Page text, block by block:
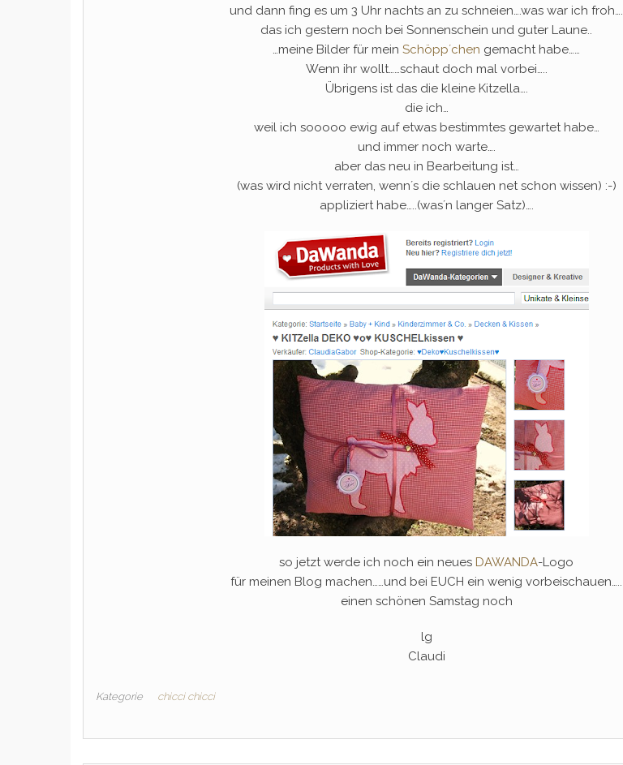
und dann fing es um 3 Uhr nachts an zu schneien….was war ich froh….
das ich gestern noch bei Sonnenschein und guter Laune..
…meine Bilder für meinSchöpp´chen gemacht habe……
Wenn ihr wollt……schaut doch mal vorbei…..
Übrigens ist das die kleine Kitzella….
die ich…
weil ich sooooo ewig auf etwas bestimmtes gewartet habe…
und immer noch warte….
aber das neu in Bearbeitung ist…
(was wird nicht verraten, wenn´s die schlauen net schon wissen) :-)
appliziert habe…..(was´n langer Satz)….
so jetzt werde ich noch ein neues DAWANDA-Logo
für meinen Blog machen……und bei EUCH ein wenig vorbeischauen…..
einen schönen Samstag noch
lg
Claudi
Kategorie chicci chicci